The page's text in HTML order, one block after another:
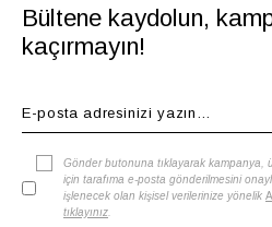
Bültene kaydolun,
kaçırmayın!
Gönder butonuna tıklayarak kampanya,
için tarafıma e-posta gönderilmesini
işlenecek olan kişisel verilerinize yönelik
tıklayınız